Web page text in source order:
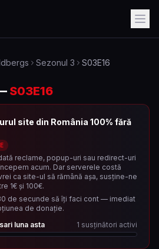
- Acasă
Sezonul 3 S03E16
S03E16
site din România 100% fără
reclame, popup-uri sau redirect-uri
acum. Dar serverele costă
ca site-ul să rămână așa, susține-ne
1€ și 100€.
de secunde să îți faci cont — imediat
de donație.
luna asta 1 susținători activi